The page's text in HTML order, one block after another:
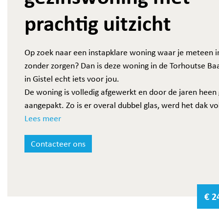
prachtig uitzicht
Op zoek naar een instapklare woning waar je meteen
zonder zorgen? Dan is deze woning in de Torhoutse
in Gistel echt iets voor jou.
De woning is volledig afgewerkt en door de jaren heen
aangepakt. Zo is er overal dubbel glas, werd het dak
vernieuwd en is er centrale verwarming met een recente
plus is. De badkamer werd bovendien recent
Buiten geniet je van een zuidgerichte terras met een
Binnen heb je maar liefst 4 slaapkamers, wat deze
Lees meer
Contacteer ons
€